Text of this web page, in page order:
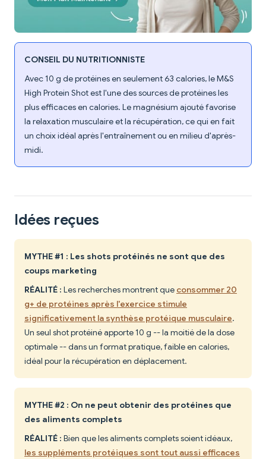
CONSEIL DU NUTRITIONNISTE
Avec 10 g de protéines en seulement 63 calories, le M&S
High Protein Shot est l'une des sources de protéines les
plus efficaces en calories. Le magnésium ajouté favorise
la relaxation musculaire et la récupération, ce qui en fait
un choix idéal après l'entraînement ou en milieu d'après-
midi.
Idées reçues
MYTHE #1 : Les shots protéinés ne sont que des
coups marketing
RÉALITÉ : Les recherches montrent que consommer 20
g+ de protéines après l'exercice stimule
significativement la synthèse protéique musculaire.
Un seul shot protéiné apporte 10 g -- la moitié de la dose
optimale -- dans un format pratique, faible en calories,
idéal pour la récupération en déplacement.
MYTHE #2 : On ne peut obtenir des protéines que
des aliments complets
RÉALITÉ : Bien que les aliments complets soient idéaux,
les suppléments protéiques sont tout aussi efficaces